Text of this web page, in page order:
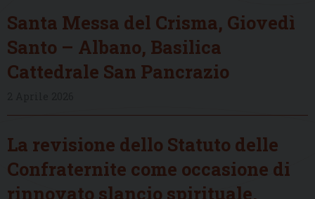
Santa Messa del Crisma, Giovedì
Santo – Albano, Basilica
Cattedrale San Pancrazio
La revisione dello Statuto delle
Confraternite come occasione di
rinnovato slancio spirituale,